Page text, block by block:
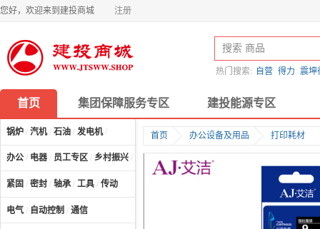
您好，欢迎来到建投商城 注册
热门搜索: 自营 得力 震坤
首页 集团保障服务专区 建投能源专区
锅炉 / 汽机/ 石油 / 发电机/
办公 / 电器 / 员工专区 / 乡村振兴 / 计算机及配件/
紧固 / 密封 / 轴承 / 工具 / 传动
电气 / 自动控制 / 通信
首页 办公设备及用品 打印耗材